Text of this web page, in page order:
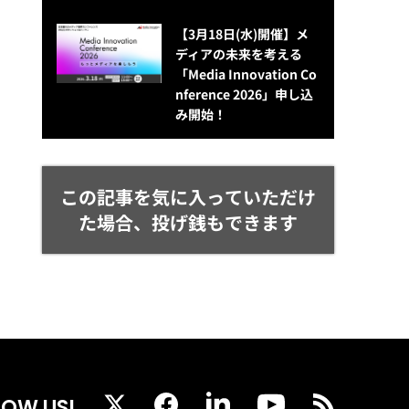
【3月18日(水)開催】メ
ディアの未来を考える
「Media Innovation Co
nference 2026」申し込
み開始！
この記事を気に入っていただけ
た場合、投げ銭もできます